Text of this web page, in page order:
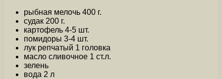
рыбная мелочь 400 г.
судак 200 г.
картофель 4-5 шт.
помидоры 3-4 шт.
лук репчатый 1 головка
масло сливочное 1 ст.л.
зелень
вода 2 л